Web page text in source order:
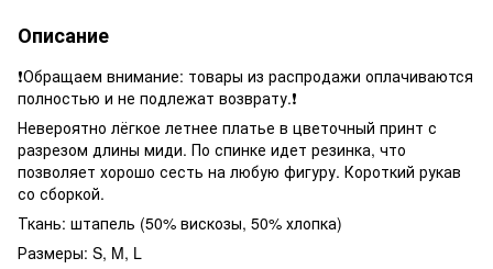
Описание
❗️Обращаем внимание: товары из распродажи оплачиваются
полностью и не подлежат возврату.❗️
Невероятно лёгкое летнее платье в цветочный принт с
разрезом длины миди. По спинке идет резинка, что
позволяет хорошо сесть на любую фигуру. Короткий рукав
со сборкой.
Ткань: штапель (50% вискозы, 50% хлопка)
Размеры: S, M, L